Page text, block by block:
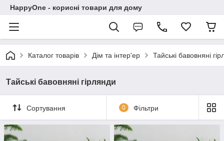
HappyOne - корисні товари для дому
Каталог товарів Дім та інтер'ер Тайські бавовняні
Тайські бавовняні гірлянди
Сортування 0 Фільтри